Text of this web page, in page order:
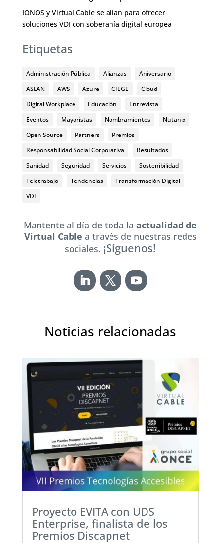
IONOS y Virtual Cable se alían para ofrecer
soluciones VDI con soberanía digital europea
Etiquetas
Administración Pública Alianzas
Aniversario
ASLAN
AWS Azure CIEGE
Cloud
Digital Workplace
Educación
Entrevista
Eventos
Mayoristas Nombramientos
Nutanix
Open Source
Partners
Premios
Responsabilidad Social Corporativa
Resultados
Sanidad
Seguridad Servicios
Sostenibilidad
Teletrabajo
Tendencias
Transformación Digital
VDI
Mantente al día de toda laactualidad de
Virtual Cable a través de nuestras redes
sociales. ¡Síguenos!
Noticias relacionadas
Proyecto EVITA con UDS
Enterprise, finalista de los
Premios Discapnet